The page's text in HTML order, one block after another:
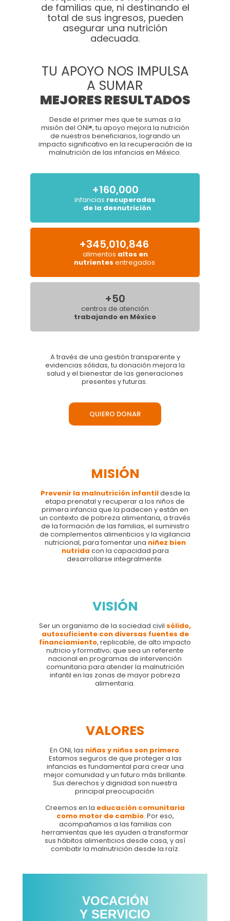
Formas de pago:
Transferencia o depósito bancario
No de cuenta: 0171197509
012320001711975094
Descubre otras maneras de apoyar a la niñez
de familias que, ni destinando el
total de sus ingresos, pueden
asegurar una nutrición
adecuada.
TU APOYO NOS IMPULSA
A SUMAR
MEJORES RESULTADOS
Desde el primer mes que te sumas a la
misión del ONI®, tu apoyo mejora la nutrición
de nuestros beneficiarios, logrando un
impacto significativo en la recuperación de la
malnutrición de las infancias en México.
+160,000
infancias recuperadas
de la desnutrición
+345,010,846
alimentos altos en
nutrientes entregados
+50
centros de atención
trabajando en México
A través de una gestión transparente y
evidencias sólidas, tu donación mejora la
salud y el bienestar de las generaciones
presentes y futuras.
QUIERO DONAR
MISIÓN
Prevenir la malnutrición infantildesde la
etapa prenatal y recuperar a los niños de
primera infancia que la padecen y están en
un contexto de pobreza alimentaria, a través
de la formación de las familias, el suministro
de complementos alimenticios y la vigilancia
nutricional, para fomentar una niñez bien
nutrida con la capacidad para
desarrollarse integralmente.
VISIÓN
Ser un organismo de la sociedad civil sólido,
autosuficiente con diversas fuentes de
financiamiento, replicable, de alto impacto
nutricio y formativo; que sea un referente
nacional en programas de intervención
comunitaria para atender la malnutrición
infantil en las zonas de mayor pobreza
alimentaria.
VALORES
En ONI, las niñas y niños son primero.
Estamos seguros de que proteger a las
infancias es fundamental para crear una
mejor comunidad y un futuro más brillante.
Sus derechos y dignidad son nuestra
principal preocupación.
Creemos en la educación comunitaria
como motor de cambio. Por eso,
acompañamos a las familias con
herramientas que les ayuden a transformar
sus hábitos alimenticios desde casa, y así
combatir la malnutrición desde la raíz.
VOCACIÓN
Y SERVICIO